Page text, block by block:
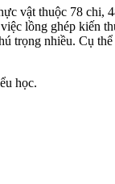
vật thuộc 78 chi,
lồng ghép kiến
trọng nhiều. Cụ
học.